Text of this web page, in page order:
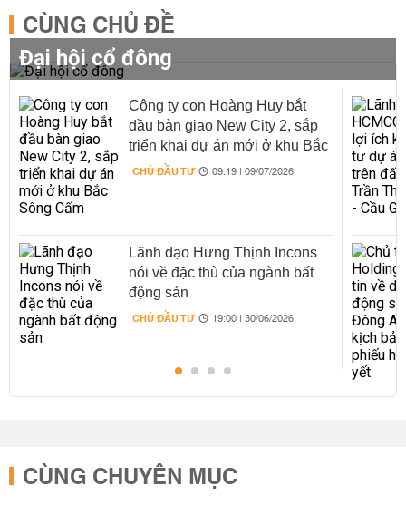
CÙNG CHỦ ĐỀ
Đại hội cổ đông
Công ty con Hoàng Huy bắt
đầu bàn giao New City 2, sắp
triển khai dự án mới ở khu Bắc
Sông Cấm
CHỦ ĐẦU TƯ 09:19 | 09/07/2026
Lãnh đạo Hưng Thịnh Incons
nói về đặc thù của ngành bất
động sản
CHỦ ĐẦU TƯ 19:00 | 30/06/2026
CÙNG CHUYÊN MỤC